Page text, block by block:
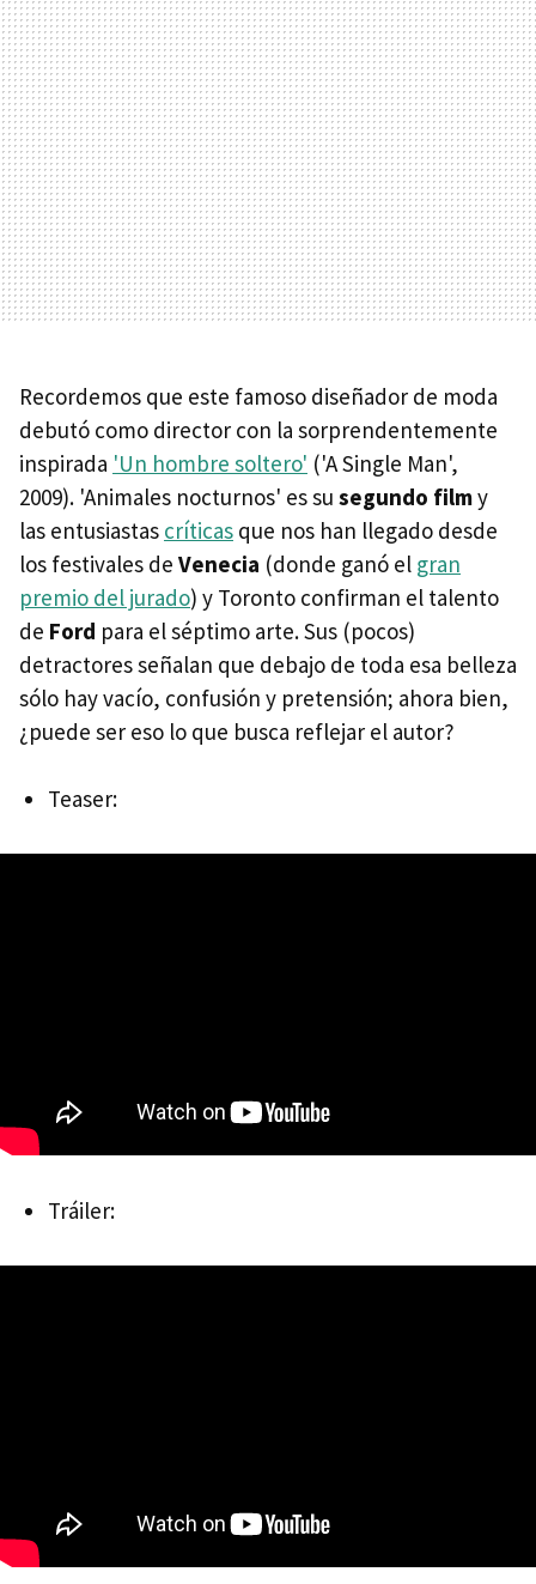
Recordemos que este famoso diseñador de moda
debutó como director con la sorprendentemente
inspirada 'Un hombre soltero' ('A Single Man',
2009). 'Animales nocturnos' es su segundo filmy
las entusiastas críticas que nos han llegado desde
los festivales de Venecia (donde ganó el gran
premio del jurado) y Toronto confirman el talento
de Ford para el séptimo arte. Sus (pocos)
detractores señalan que debajo de toda esa belleza
sólo hay vacío, confusión y pretensión; ahora bien,
¿puede ser eso lo que busca reflejar el autor?
Teaser:
Tráiler: